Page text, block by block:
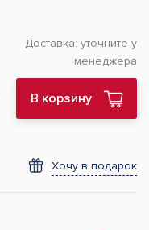
Доставка: уточните у
менеджера
В корзину
Хочу в подарок